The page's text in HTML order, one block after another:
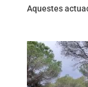
Aquestes